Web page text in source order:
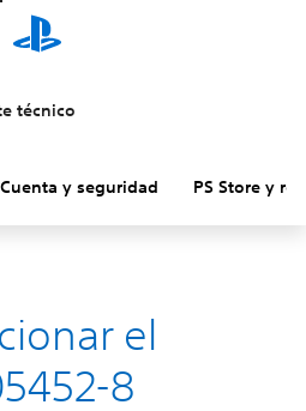
técnico
Cuenta y seguridad PS Store y
el
8